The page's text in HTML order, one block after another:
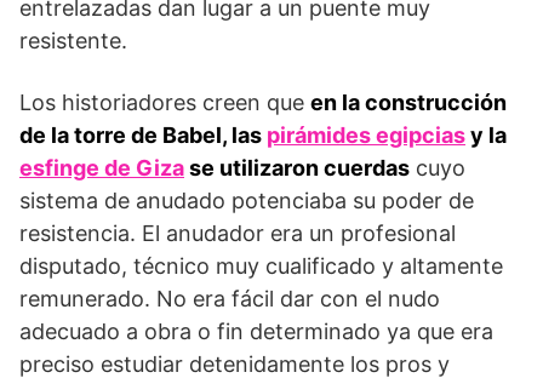
entrelazadas dan lugar a un puente muy
resistente.
Los historiadores creen que en la construcción
de la torre de Babel, las pirámides egipciasy la
esfinge de Gizase utilizaron cuerdas cuyo
sistema de anudado potenciaba su poder de
resistencia. El anudador era un profesional
disputado, técnico muy cualificado y altamente
remunerado. No era fácil dar con el nudo
adecuado a obra o fin determinado ya que era
preciso estudiar detenidamente los pros y